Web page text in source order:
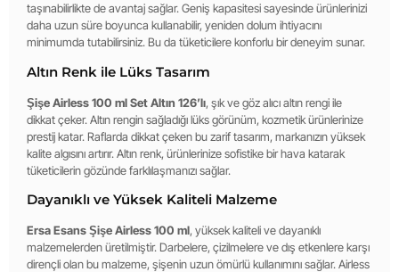
taşınabilirlikte de avantaj sağlar. Geniş kapasitesi sayesinde ürünlerinizi
daha uzun süre boyunca kullanabilir, yeniden dolum ihtiyacını
minimumda tutabilirsiniz. Bu da tüketicilere konforlu bir deneyim sunar.
Altın Renk ile Lüks Tasarım
Şişe Airless 100 ml Set Altın 126’lı, şık ve göz alıcı altın rengi ile
dikkat çeker. Altın rengin sağladığı lüks görünüm, kozmetik ürünlerinize
prestij katar. Raflarda dikkat çeken bu zarif tasarım, markanızın yüksek
kalite algısını artırır. Altın renk, ürünlerinize sofistike bir hava katarak
tüketicilerin gözünde farklılaşmanızı sağlar.
Dayanıklı ve Yüksek Kaliteli Malzeme
Ersa Esans Şişe Airless 100 ml, yüksek kaliteli ve dayanıklı
malzemelerden üretilmiştir. Darbelere, çizilmelere ve dış etkenlere karşı
dirençli olan bu malzeme, şişenin uzun ömürlü kullanımını sağlar. Airless